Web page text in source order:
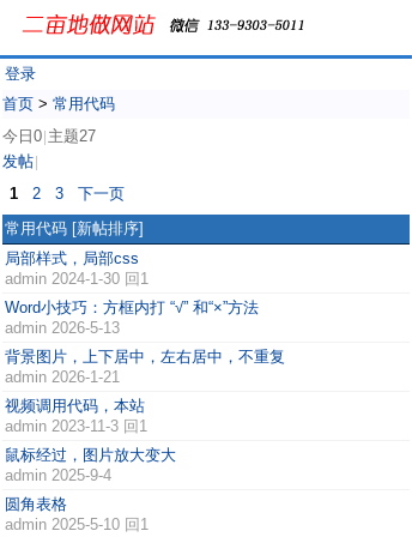
登录
首页 > 常用代码
今日0 主题27
发帖
1 2 3
下一页
常用代码 [新帖排序]
局部样式，局部css
admin 2024-1-30 回1
Word小技巧：方框内打 “√” 和“×”方法
admin 2026-5-13
背景图片，上下居中，左右居中，不重复
admin 2026-1-21
视频调用代码，本站
admin 2023-11-3 回1
鼠标经过，图片放大变大
admin 2025-9-4
圆角表格
admin 2025-5-10 回1